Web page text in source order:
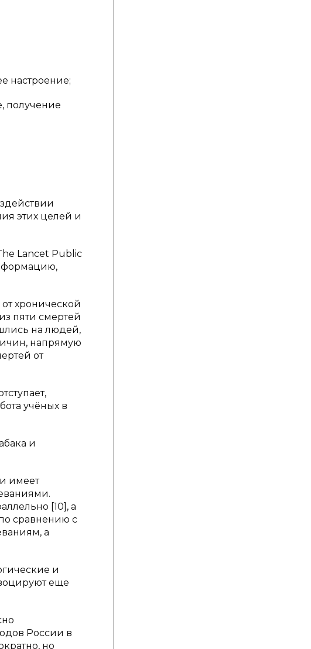
настроение;
получение
этих целей и
Lancet Public
хронической
пяти смертей
на людей,
напрямую
от
учёных в
и
имеет
[10], а
сравнению с
а
и
еще
России в
но